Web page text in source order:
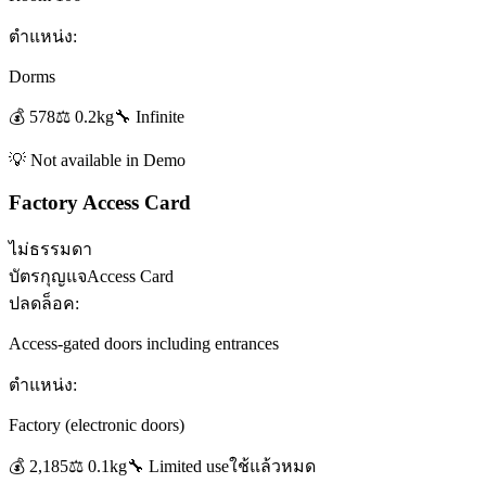
ตำแหน่ง:
Dorms
💰 578⚖️ 0.2kg🔧 Infinite
💡 Not available in Demo
Factory Access Card
ไม่ธรรมดา
บัตรกุญแจAccess Card
ปลดล็อค:
Access-gated doors including entrances
ตำแหน่ง:
Factory (electronic doors)
💰 2,185⚖️ 0.1kg🔧 Limited useใช้แล้วหมด